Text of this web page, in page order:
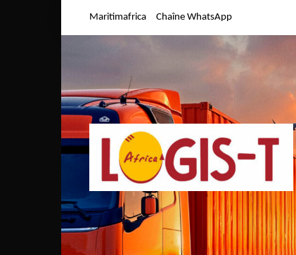
Maritimafrica Chaîne WhatsApp